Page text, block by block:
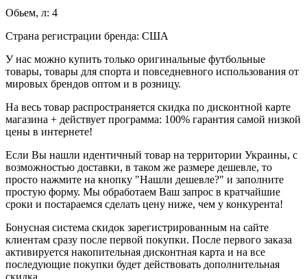
Обьем, л: 4
Страна регистрации бренда: США
У нас можно купить только оригинальные футбольные
товары, товары для спорта и повседневного использования от
мировых брендов оптом и в розницу.
На весь товар распространяется скидка по дисконтной карте
магазина + действует программа: 100% гарантия самой низкой
цены в интернете!
Если Вы нашли идентичный товар на территории Украины, с
возможностью доставки, в таком же размере дешевле, то
просто нажмите на кнопку "Нашли дешевле?" и заполните
простую форму. Мы обработаем Ваш запрос в кратчайшие
сроки и постараемся сделать цену ниже, чем у конкурента!
Бонусная система скидок зарегистрированным на сайте
клиентам сразу после первой покупки. После первого заказа
активируется накопительная дисконтная карта и на все
последующие покупки будет действовать дополнительная